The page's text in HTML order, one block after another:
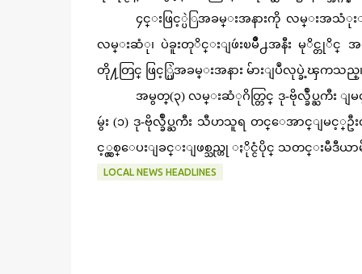
၄င္းဖြင့္ပဲြအခမ္းအနားကို လမ္းအသံုးျ
လမ္းဆံု၊ ပဲခူးတုိင္းျဖဴးၿမိဳ႕အနီး မုိင္တုိင္
တို႔တြင္ ဖြင့္ပြဲအခမ္းအနား မ်ားျပဳလုပ္ခဲ့ၾကသည္
အမွတ္(၃) လမ္းဆံုဂိတ္တြင္ ဒု-ဗိုလ္ခ်ဳပ္ႀကီး
မွဴး (၁) ဒု-ဗိုလ္ခ်ဳပ္ႀကီး သီဟသူရ တင္ေအာင္ျမ
င့္လွစ္ေပးျခင္းျဖစ္သည္ဟု ႏိုင္ငံပိုင္ သတင္းမီဒီ
LOCAL NEWS HEADLINES